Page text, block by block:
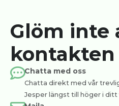
Glöm inte
kontakten
Chatta med oss
Chatta direkt med vår
Jesper längst till höger i